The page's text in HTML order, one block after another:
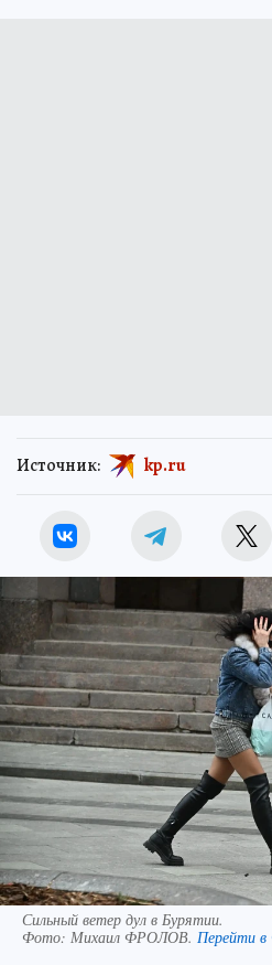
Источник: kp.ru
Сильный ветер дул в Бурятии.
Фото: Михаил ФРОЛОВ. Перейти